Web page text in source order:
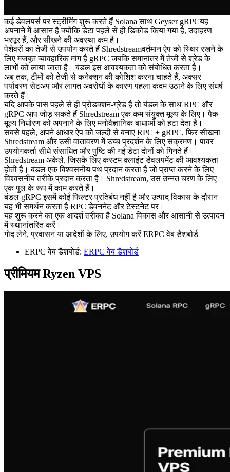
कई डेवलपर्स पर स्ट्रीमिंग शुरू करते हैं Solana साथ Geyser gRPCयह
अपनाने में आसान है क्योंकि डेटा पहले से ही डिकोड किया गया है, उदाहरण
भरपूर हैं, और सीखने की अवस्था कम है।
पेशेवरों का तेजी से उपयोग करते हैं Shredstreamवर्तमान ऐप को स्थिर रखने के
लिए मजबूत व्यावहारिक मांग है gRPC जबकि समानांतर में तेजी से श्रेड के
लाभों को लाया जाता है। बंडल इस आवश्यकता को संबोधित करता है।
अब तक, टीमों को तेजी से कनेक्शन की कोशिश करना चाहते हैं, अक्सर
पर्यावरण सेटअप और लागत अवरोधों के कारण पहला कदम उठाने के लिए संघर्ष
करते हैं।
यदि आपके पास पहले से ही प्रोडक्शन-ग्रेड है तो बंडल के साथ RPC और
gRPC आप जोड़ सकते हैं Shredstream एक कम संयुक्त मूल्य के लिए। पैक
मूल्य निर्धारण को अपनाने के लिए मनोवैज्ञानिक बाधाओं को हटा देता है।
सबसे पहले, अपने आधार ऐप को जल्दी से बनाएं RPC + gRPC, फिर सीखना
Shredstream और उसी वातावरण में उच्च प्रदर्शन के लिए संक्रमण। पावर
उपयोगकर्ता सीधे संसाधित और पुष्टि की गई डेटा दोनों को गिनते हैं।
Shredstream अकेले, जिसके लिए कस्टम क्लाइंट डेवलपमेंट की आवश्यकता
होती है। बंडल एक विश्वसनीय पथ प्रदान करता है जो प्राप्त करने के लिए
विश्वसनीय तरीके प्रदान करता है। Shredstream, उस उन्नत चरण के लिए
एक पुल के रूप में काम करते हैं।
बंडल gRPC इसमें कोई फिल्टर प्रतिबंध नहीं है और उत्पाद विकास के दौरान
यह भी समर्थन करता है RPC डेवननेट और टेस्टनेट पर।
यह शुरू करने का एक आदर्श तरीका है Solana विकास और आसानी से उत्पादन
में स्थानांतरित करें।
गोद लेने, प्रवासन या आदेशों के लिए, उपयोग करें ERPC वेब डैशबोर्ड
ERPC वेब डैशबोर्ड: ERPC वेब डैशबोर्ड
प्रीमियम Ryzen VPS